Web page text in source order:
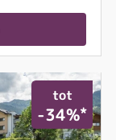
tot
-34%*